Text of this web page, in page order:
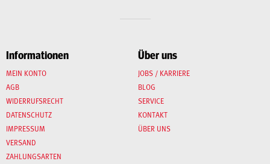
Informationen
MEIN KONTO
AGB
WIDERRUFSRECHT
DATENSCHUTZ
IMPRESSUM
VERSAND
ZAHLUNGSARTEN
Über uns
JOBS / KARRIERE
BLOG
SERVICE
KONTAKT
ÜBER UNS